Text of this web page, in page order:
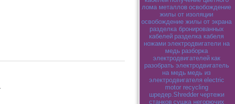
лома металлов освобождение
жилы от изоляции
освобождение жилы от экрана
разделка бронированных
кабелей разделка кабеля
ножами электродвигатели на
медь разборка
электродвигателей как
разобрать электродвигатель
на медь медь из
электродвигателя electric
motor recycling
шредер.Shredder чертежи
станков сушка негорючих